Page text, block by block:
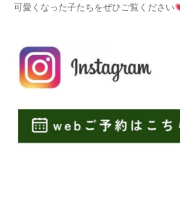
可愛くなった子たちをぜひご覧ください